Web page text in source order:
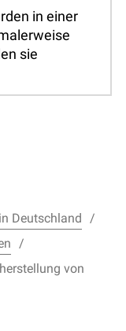
in einer
sie
Deutschland
von